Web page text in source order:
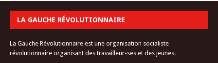
LA GAUCHE RÉVOLUTIONNAIRE
La Gauche Révolutionnaire est une organisation socialiste
révolutionnaire organisant des travailleur-ses et des jeunes.